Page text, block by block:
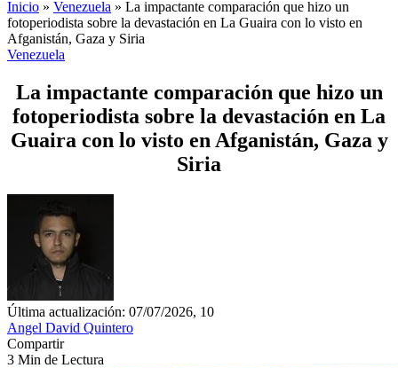
Inicio » Venezuela » La impactante comparación que hizo un
fotoperiodista sobre la devastación en La Guaira con lo visto en
Afganistán, Gaza y Siria
Venezuela
La impactante comparación que hizo un
fotoperiodista sobre la devastación en La
Guaira con lo visto en Afganistán, Gaza y
Siria
Última actualización: 07/07/2026, 10
Angel David Quintero
Compartir
3 Min de Lectura